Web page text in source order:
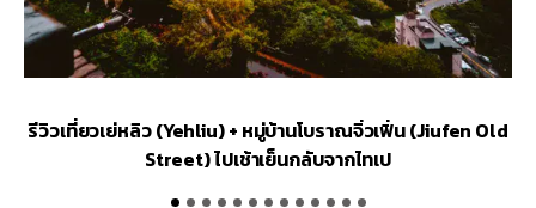
รีวิวเที่ยวเย่หลิว (Yehliu) + หมู่บ้านโบราณจิ่วเฟิ่น (Jiufen Old
Street) ไปเช้าเย็นกลับจากไทเป